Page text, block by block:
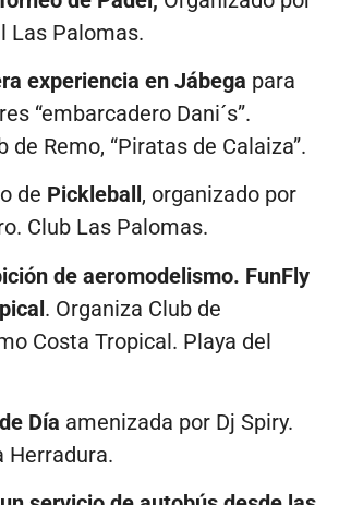
Las Palomas.
experiencia en Jábega para
“embarcadero Dani´s”.
de Remo, “Piratas de Calaiza”.
de Pickleball, organizado por
Club Las Palomas.
de aeromodelismo. FunFly
. Organiza Club de
Costa Tropical. Playa del
Día amenizada por Dj Spiry.
Herradura.